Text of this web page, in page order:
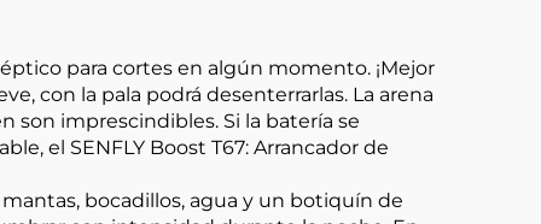
para cortes en algún momento. ¡Mejor
con la pala podrá desenterrarlas. La arena
son imprescindibles. Si la batería se
el SENFLY Boost T67: Arrancador de
bocadillos, agua y un botiquín de